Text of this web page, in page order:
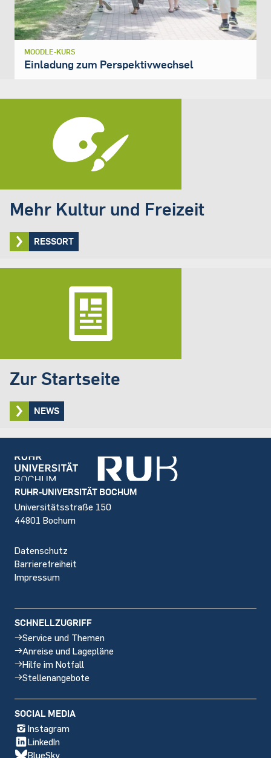
MOODLE-KURS
Einladung zum Perspektivwechsel
Mehr Kultur und Freizeit
RESSORT
Zur Startseite
NEWS
Footer
RUHR-UNIVERSITÄT BOCHUM
Universitätsstraße 150
44801 Bochum
Datenschutz
Barrierefreiheit
Impressum
SCHNELLZUGRIFF
Service und Themen
Anreise und Lagepläne
Hilfe im Notfall
Stellenangebote
SOCIAL MEDIA
Instagram
LinkedIn
BlueSky